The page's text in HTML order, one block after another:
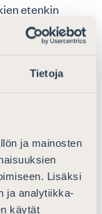
Tietoja
ja mainosten
Lisäksi
ja analytiikka-
käytät
etenkin
huomiota.
kuitenkin
luotonantajien
tarkemmin